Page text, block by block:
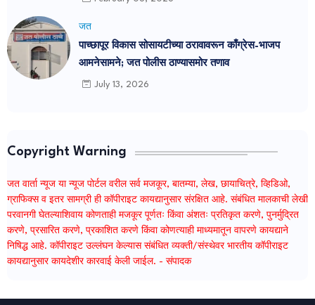
जत
पाच्छापूर विकास सोसायटीच्या ठरावावरून काँग्रेस-भाजप
आमनेसामने; जत पोलीस ठाण्यासमोर तणाव
July 13, 2026
Copyright Warning
जत वार्ता न्यूज या न्यूज पोर्टल वरील सर्व मजकूर, बातम्या, लेख, छायाचित्रे, व्हिडिओ,
ग्राफिक्स व इतर सामग्री ही कॉपीराइट कायद्यानुसार संरक्षित आहे. संबंधित मालकाची लेखी
परवानगी घेतल्याशिवाय कोणताही मजकूर पूर्णतः किंवा अंशतः प्रतिकृत करणे, पुनर्मुद्रित
करणे, प्रसारित करणे, प्रकाशित करणे किंवा कोणत्याही माध्यमातून वापरणे कायद्याने
निषिद्ध आहे. कॉपीराइट उल्लंघन केल्यास संबंधित व्यक्ती/संस्थेवर भारतीय कॉपीराइट
कायद्यानुसार कायदेशीर कारवाई केली जाईल. - संपादक